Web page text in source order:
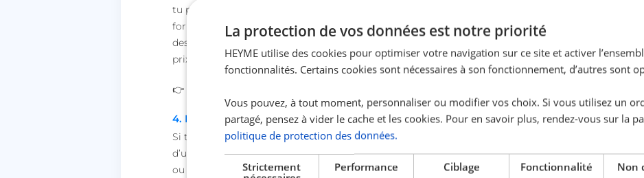
tu peux souscrire un contrat d’
formules adaptées à tous les profils de conducteurs à des tarifs compétitifs. De la souscription du
des réclamations, tout est géré en ligne afin de réduire les coûts et te proposer la meilleure
prix !
👉
4. Mets en avant ton bon comportement en tant que conducteur
Si tu as un bon dossier de conduite avec peu voire pas de
ou d'accidents, alors cela peut
d’une
assurance auto au tiersqui ne coûtepas cher. Ainsi, si tu n'as jamais été impliqué dans
ou si tu as un historique de conduite irréprochable, cela peut te permettre de bénéficier de tarifs
La protection de vos données est notre priorité
HEYME utilise des cookies pour optimiser votre navigation sur ce site et activer
fonctionnalités. Certains cookies sont nécessaires à son fonctionnement, d’autres sont
Vous pouvez, à tout moment, personnaliser ou modifier vos choix. Si vous utilisez un
partagé, pensez à vider le cache et les cookies. Pour en savoir plus, rendez-vous sur la
politique de protection des données.
Strictement
Performance Ciblage Fonctionnalité Non